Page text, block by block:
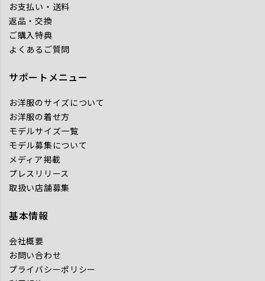
お支払い・送料
返品・交換
ご購入特典
よくあるご質問
サポートメニュー
お洋服のサイズについて
お洋服の着せ方
モデルサイズ一覧
モデル募集について
メディア掲載
プレスリリース
取扱い店舗募集
基本情報
会社概要
お問い合わせ
プライバシーポリシー